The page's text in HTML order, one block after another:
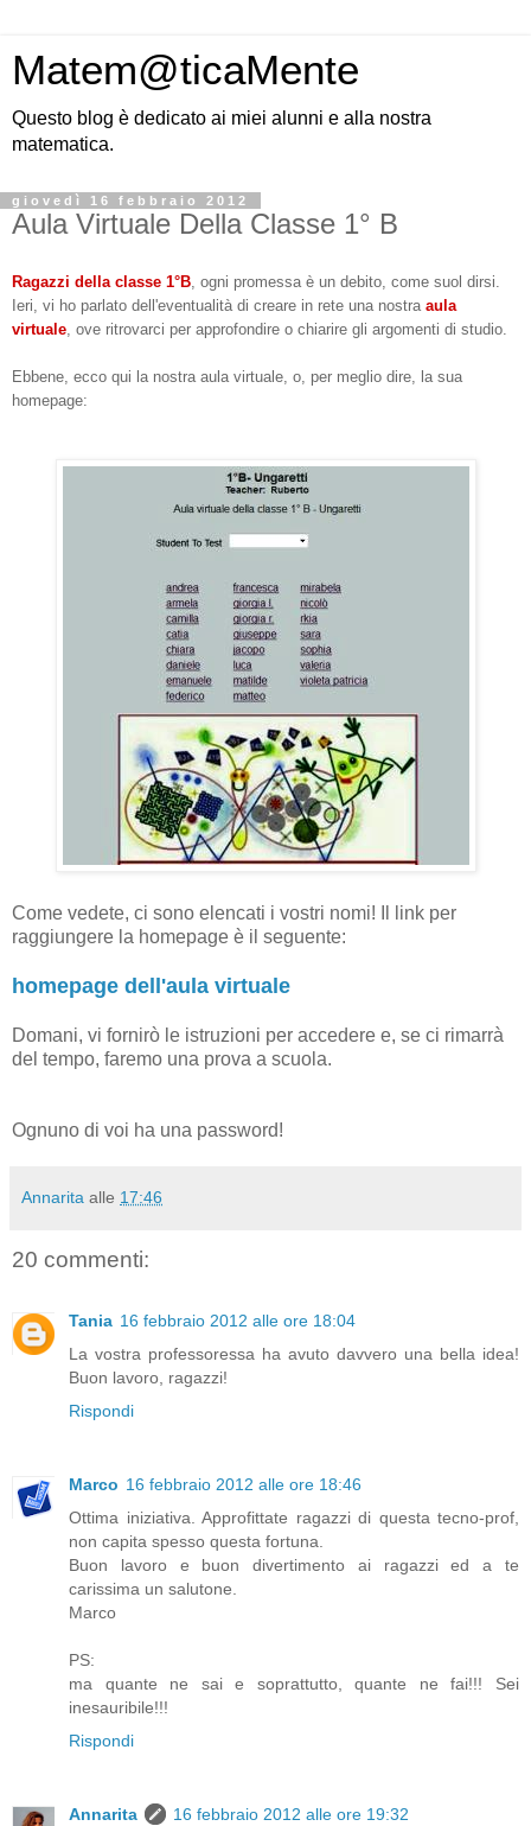
Matem@ticaMente
Questo blog è dedicato ai miei alunni e alla nostra
matematica.
giovedì 16 febbraio 2012
Aula Virtuale Della Classe 1° B
Ragazzi della classe 1°B , ogni promessa è un debito, come suol dirsi.
Ieri, vi ho parlato dell'eventualità di creare in rete una nostra aula
virtuale , ove ritrovarci per approfondire o chiarire gli argomenti di studio.
Ebbene, ecco qui la nostra aula virtuale, o, per meglio dire, la sua
homepage:
Come vedete, ci sono elencati i vostri nomi! Il link per
raggiungere la homepage è il seguente:
homepage dell'aula virtuale
Domani, vi fornirò le istruzioni per accedere e, se ci rimarrà
del tempo, faremo una prova a scuola.
Ognuno di voi ha una password!
Annarita alle 17:46
20 commenti:
Tania 16 febbraio 2012 alle ore 18:04
La vostra professoressa ha avuto davvero una bella idea!
Buon lavoro, ragazzi!
Rispondi
Marco 16 febbraio 2012 alle ore 18:46
Ottima iniziativa. Approfittate ragazzi di questa tecno-prof,
non capita spesso questa fortuna.
Buon lavoro e buon divertimento ai ragazzi ed a te
carissima un salutone.
Marco
PS:
ma quante ne sai e soprattutto, quante ne fai!!! Sei
inesauribile!!!
Rispondi
Annarita
16 febbraio 2012 alle ore 19:32